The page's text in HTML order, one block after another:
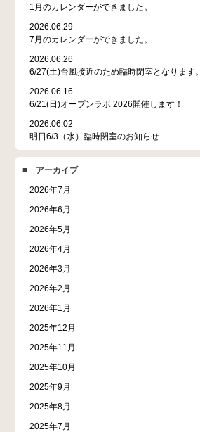
1月のカレンダーができました。
2026.06.29
7月のカレンダーができました。
2026.06.26
6/27(土)台風接近のため臨時閉室となります。
2026.06.16
6/21(日)オープンラボ 2026開催します！
2026.06.02
明日6/3（水）臨時閉室のお知らせ
■ アーカイブ
2026年7月
2026年6月
2026年5月
2026年4月
2026年3月
2026年2月
2026年1月
2025年12月
2025年11月
2025年10月
2025年9月
2025年8月
2025年7月